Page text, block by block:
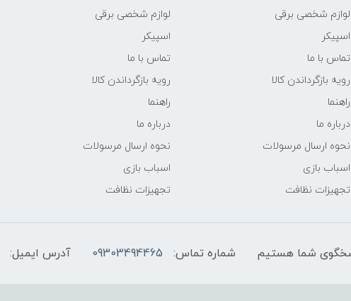
لوازم شخصی برقی
اسپیکر
تماس با ما
رویه بازگرداندن کالا
راهنما
درباره ما
نحوه ارسال مرسولات
اسباب بازی
تجهیزات نظافت
لوازم شخصی برقی
اسپیکر
تماس با ما
رویه بازگرداندن کالا
راهنما
درباره ما
نحوه ارسال مرسولات
اسباب بازی
تجهیزات نظافت
شماره تماس: 09303494465 آدرس ایمیل: